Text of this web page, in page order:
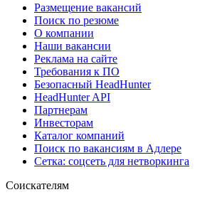
Размещение вакансий
Поиск по резюме
О компании
Наши вакансии
Реклама на сайте
Требования к ПО
Безопасный HeadHunter
HeadHunter API
Партнерам
Инвесторам
Каталог компаний
Поиск по вакансиям в Адлере
Сетка: соцсеть для нетворкинга
Соискателям